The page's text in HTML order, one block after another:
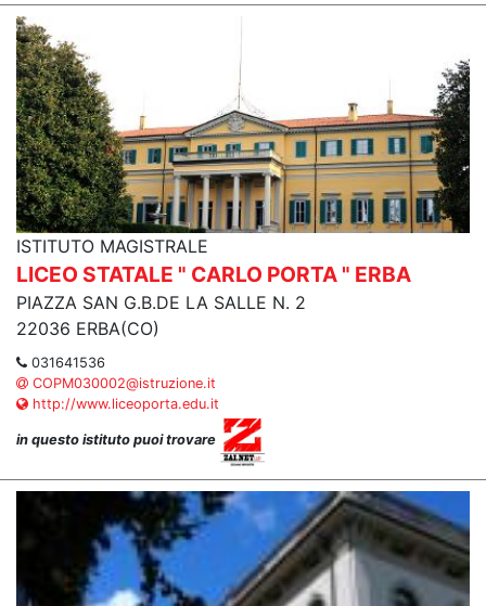
ISTITUTO MAGISTRALE
LICEO STATALE " CARLO PORTA " ERBA
PIAZZA SAN G.B.DE LA SALLE N. 2
22036 ERBA(CO)
031641536
COPM030002@istruzione.it
http://www.liceoporta.edu.it
in questo istituto puoi trovare